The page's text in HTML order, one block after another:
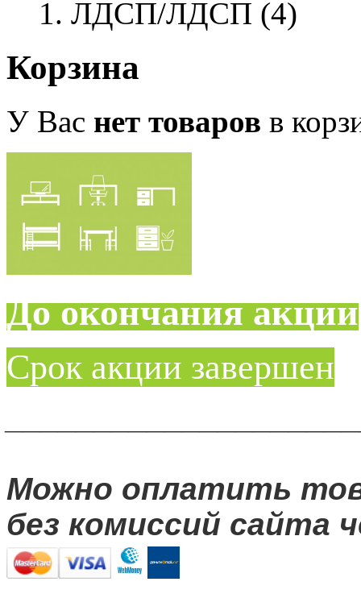
ЛДСП/ЛДСП (4)
Корзина
У Вас нет товаров в
До окончания акции
Срок акции завершен
Можно оплатить
без комиссий сайта